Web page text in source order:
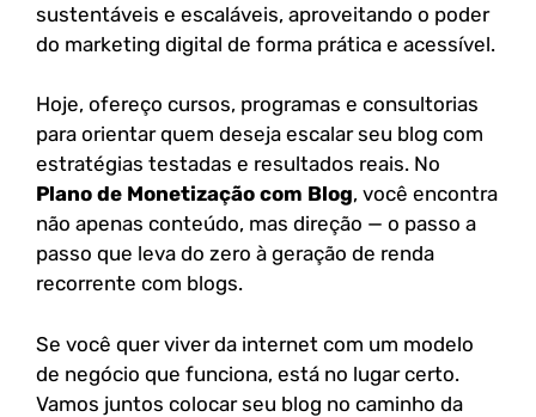
sustentáveis e escaláveis, aproveitando o poder
do marketing digital de forma prática e acessível.
Hoje, ofereço cursos, programas e consultorias
para orientar quem deseja escalar seu blog com
estratégias testadas e resultados reais. No
Plano de Monetização com Blog, você encontra
não apenas conteúdo, mas direção — o passo a
passo que leva do zero à geração de renda
recorrente com blogs.
Se você quer viver da internet com um modelo
de negócio que funciona, está no lugar certo.
Vamos juntos colocar seu blog no caminho da